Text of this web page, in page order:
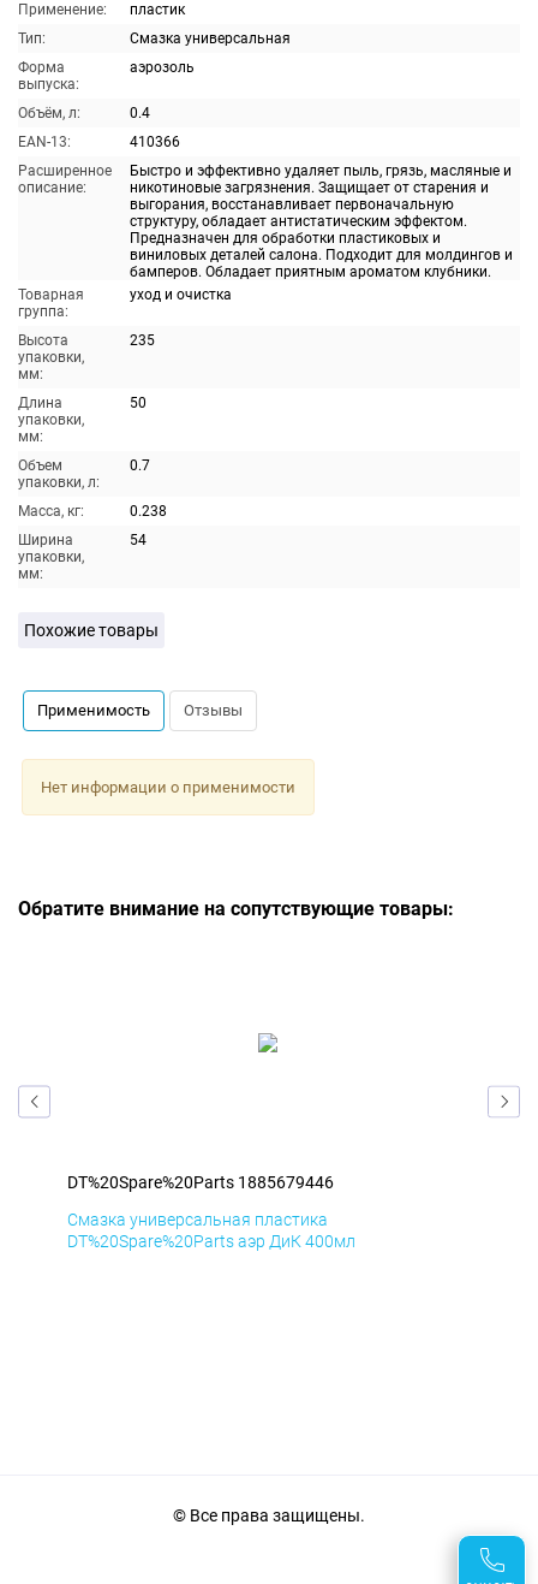
Применение:
пластик
Тип:
Смазка универсальная
Форма
выпуска:
аэрозоль
Объём, л:
0.4
EAN-13:
410366
Расширенное
описание:
Быстро и эффективно удаляет пыль, грязь, масляные и
никотиновые загрязнения. Защищает от старения и
выгорания, восстанавливает первоначальную
структуру, обладает антистатическим эффектом.
Предназначен для обработки пластиковых и
виниловых деталей салона. Подходит для молдингов и
бамперов. Обладает приятным ароматом клубники.
Товарная
группа:
уход и очистка
Высота
упаковки,
мм:
235
Длина
упаковки,
мм:
50
Объем
упаковки, л:
0.7
Масса, кг:
0.238
Ширина
упаковки,
мм:
54
Похожие товары
Применимость Отзывы
Нет информации о применимости
Обратите внимание на сопутствующие товары:
DT%20Spare%20Parts 1885679446
Смазка универсальная пластика
DT%20Spare%20Parts аэр ДиК 400мл
© Все права защищены.